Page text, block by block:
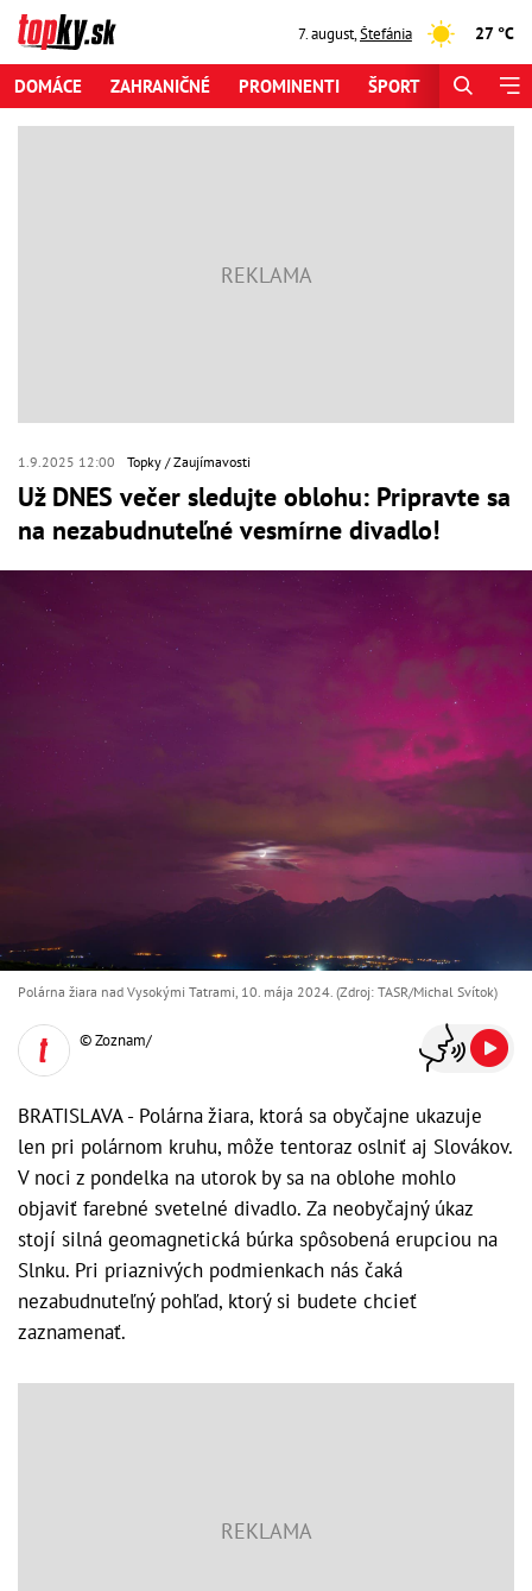
7. august,Štefánia 27 °C
DOMÁCE ZAHRANIČNÉ PROMINENTI ŠPORT
1.9.2025 12:00 Topky Zaujímavosti
Už DNES večer sledujte oblohu: Pripravte sa
na nezabudnuteľné vesmírne divadlo!
Polárna žiara nad Vysokými Tatrami, 10. mája 2024. (Zdroj: TASR/Michal Svítok)
© Zoznam/
BRATISLAVA - Polárna žiara, ktorá sa obyčajne ukazuje
len pri polárnom kruhu, môže tentoraz oslniť aj Slovákov.
V noci z pondelka na utorok by sa na oblohe mohlo
objaviť farebné svetelné divadlo. Za neobyčajný úkaz
stojí silná geomagnetická búrka spôsobená erupciou na
Slnku. Pri priaznivých podmienkach nás čaká
nezabudnuteľný pohľad, ktorý si budete chcieť
zaznamenať.